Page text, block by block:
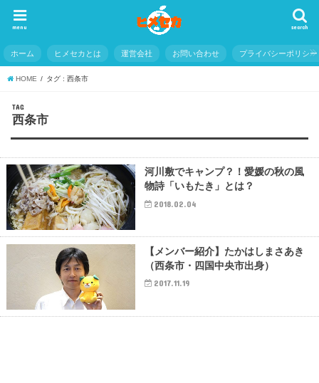
search
menu
ホーム ヒメセカとは 運営会社 お問い合わせ プライバシーポリシー
HOME タグ : 西条市
TAG
西条市
河川敷でキャンプ？！愛媛の秋の風
物詩「いもたき」とは？
2018.02.04
【メンバー紹介】たかはしまさあき
（西条市・四国中央市出身）
2017.11.19